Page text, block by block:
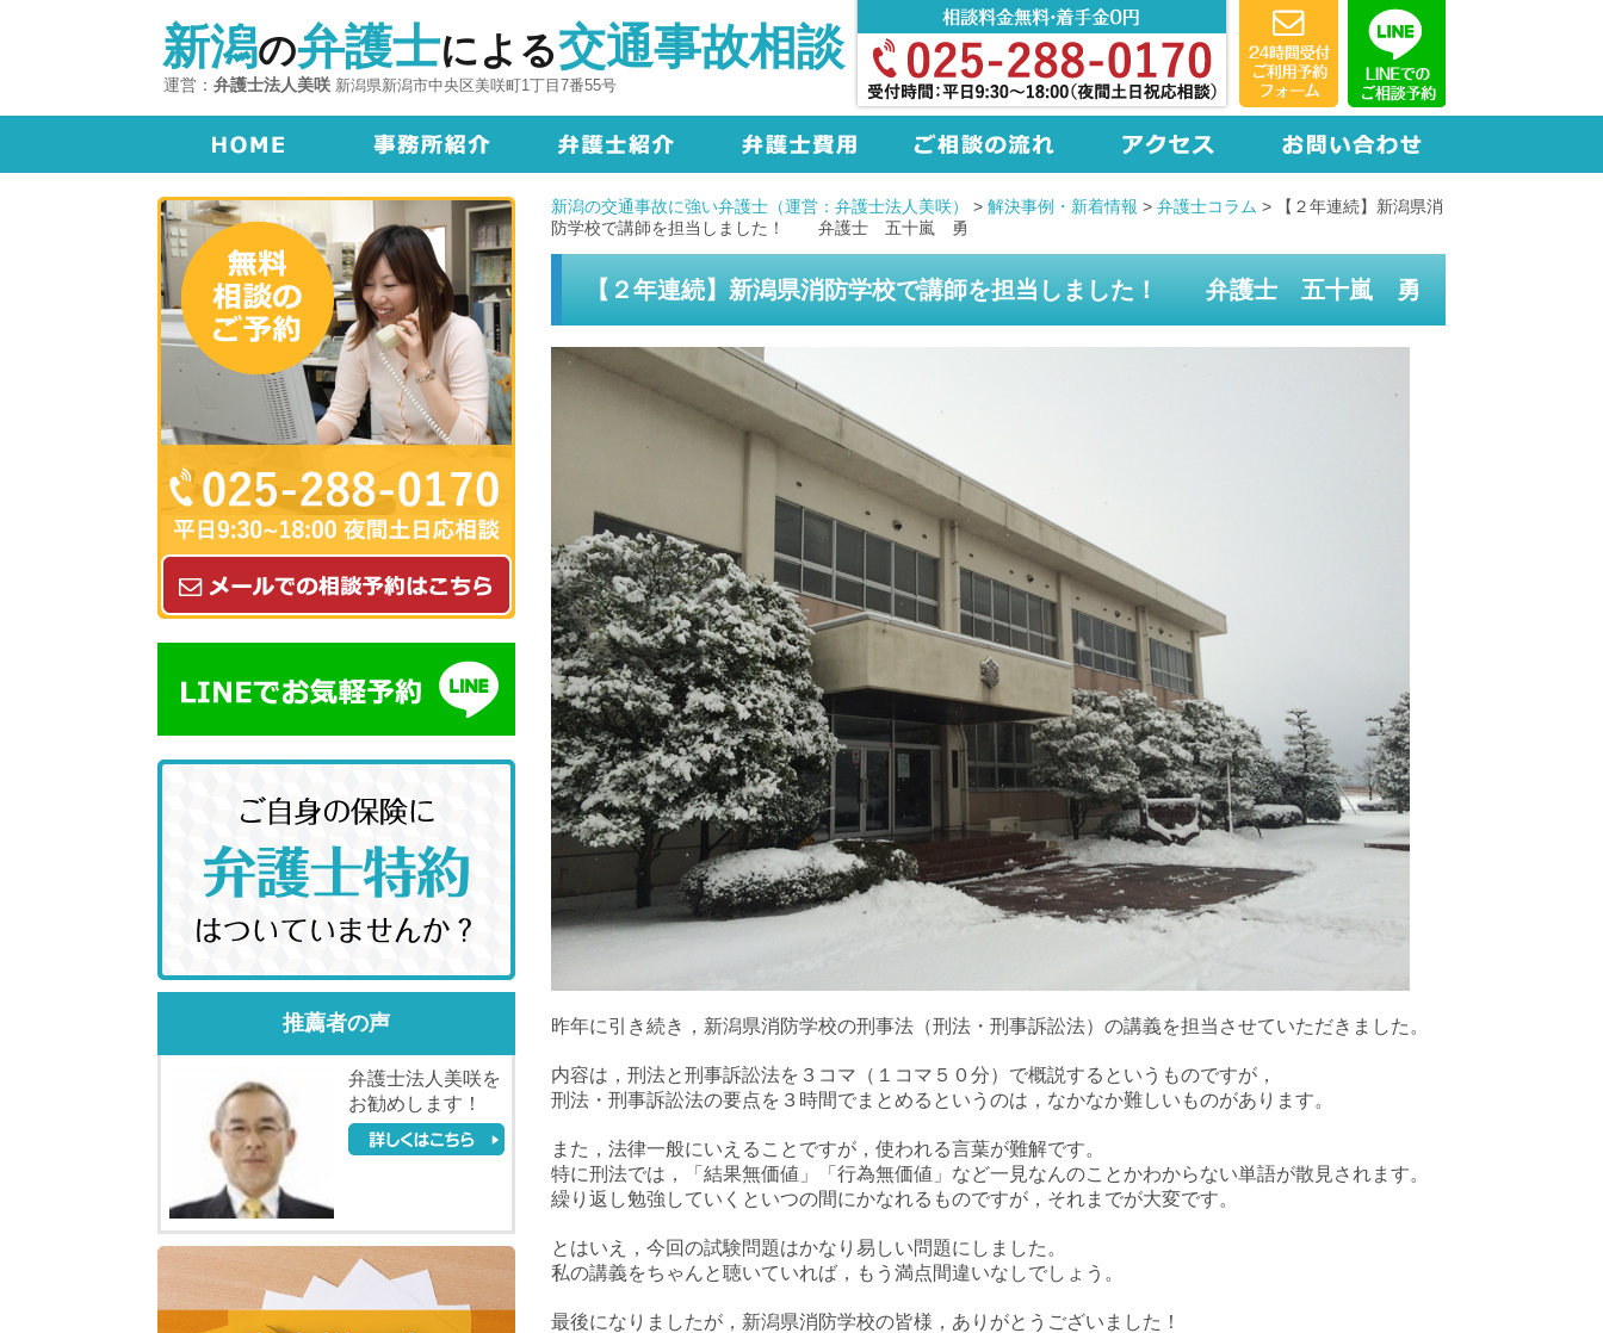
新潟の弁護士による交通事故相談
運営： 弁護士法人美咲 新潟県新潟市中央区美咲町1丁目7番55号
新潟の交通事故に強い弁護士（運営：弁護士法人美咲） > 解決事例・新着情報 > 弁護士コラム >
【２年連続】新潟県消
防学校で講師を担当しました！ 弁護士 五十嵐 勇
【２年連続】新潟県消防学校で講師を担当しました！ 弁護士 五十嵐 勇
昨年に引き続き，新潟県消防学校の刑事法（刑法・刑事訴訟法）の講義を担当させていただきました。
内容は，刑法と刑事訴訟法を３コマ（１コマ５０分）で概説するというものですが，
刑法・刑事訴訟法の要点を３時間でまとめるというのは，なかなか難しいものがあります。
また，法律一般にいえることですが，使われる言葉が難解です。
特に刑法では，「結果無価値」「行為無価値」など一見なんのことかわからない単語が散見されます。
繰り返し勉強していくといつの間にかなれるものですが，それまでが大変です。
とはいえ，今回の試験問題はかなり易しい問題にしました。
私の講義をちゃんと聴いていれば，もう満点間違いなしでしょう。
最後になりましたが，新潟県消防学校の皆様，ありがとうございました！
推薦者の声
弁護士法人美咲を
お勧めします！